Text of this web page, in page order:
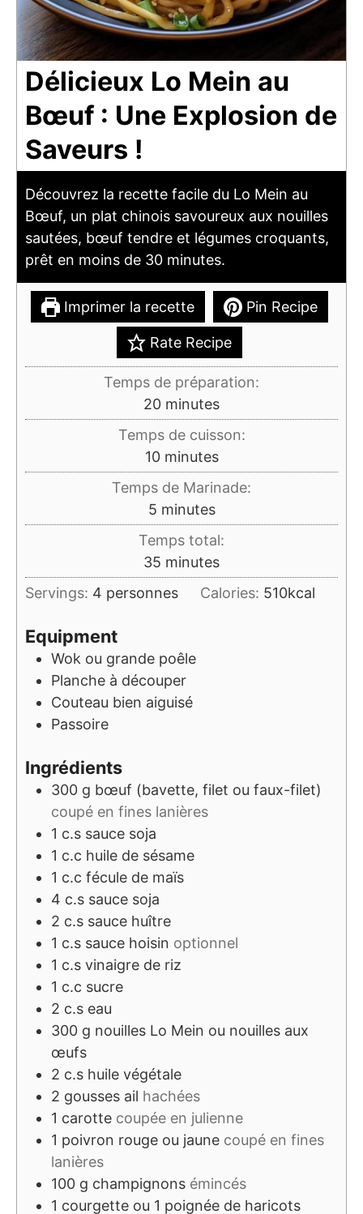
Délicieux Lo Mein au
Bœuf : Une Explosion de
Saveurs !
Découvrez la recette facile du Lo Mein au
Bœuf, un plat chinois savoureux aux nouilles
sautées, bœuf tendre et légumes croquants,
prêt en moins de 30 minutes.
Imprimer la recette Pin Recipe
Rate Recipe
Temps de préparation:
20minutes
minutes
Temps de cuisson:
10minutes
minutes
Temps de Marinade:
5minutes
minutes
Temps total:
35 minutes
minutes
Servings: 4 personnes Calories: 510kcal
Equipment
Wok ou grande poêle
Planche à découper
Couteau bien aiguisé
Passoire
Ingrédients
300 g bœuf (bavette, filet ou faux-filet)
coupé en fines lanières
1 c.s sauce soja
1 c.c huile de sésame
1 c.c fécule de maïs
4 c.s sauce soja
2 c.s sauce huître
1 c.s sauce hoisin optionnel
1 c.s vinaigre de riz
1 c.c sucre
2 c.s eau
300 g nouilles Lo Mein ou nouilles aux
œufs
2 c.s huile végétale
2 gousses ail hachées
1 carotte coupée en julienne
1 poivron rouge ou jaune coupé en fines
lanières
100 g champignons émincés
1 courgette ou 1 poignée de haricots